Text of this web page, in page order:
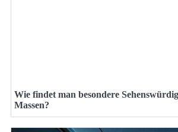
Wie findet man besondere
Massen?